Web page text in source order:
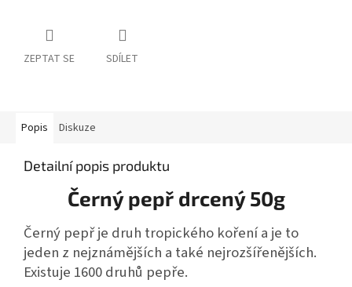
ZEPTAT SE SDÍLET
Popis Diskuze
Detailní popis produktu
Černý pepř drcený 50g
Černý pepř je druh tropického koření a je to
jeden z nejznámějších a také nejrozšířenějších.
Existuje 1600 druhů pepře.